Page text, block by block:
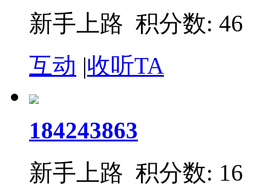
新手上路 积分数: 46
互动 |收听TA
184243863
新手上路 积分数: 16